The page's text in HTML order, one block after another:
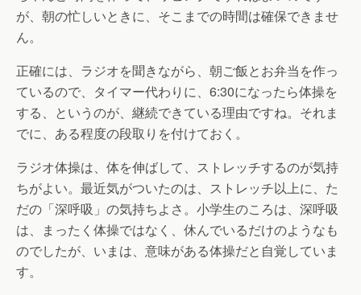
が、朝の忙しいときに、そこまでの時間は確保できませ
ん。
正確には、ラジオを聞きながら、朝ご飯とお弁当を作っ
ているので、タイマー代わりに、6:30になったら体操を
する、というのが、継続できている理由ですね。それま
でに、ある程度の段取りを付けておく。
ラジオ体操は、体を伸ばして、ストレッチするのが気持
ちがよい。最近気がついたのは、ストレッチ以上に、た
だの「深呼吸」の気持ちよさ。小学生のころは、深呼吸
は、まったく体操ではなく、休んでいるだけのようなも
のでしたが、いまは、意味がある体操だと自覚していま
す。